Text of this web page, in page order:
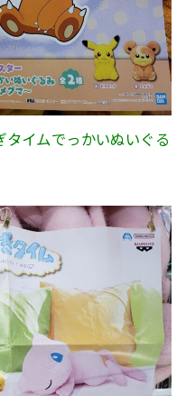
イムでっかいぬいぐる